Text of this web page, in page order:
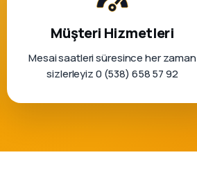
Müşteri Hizmetleri
Mesai saatleri süresince her zaman
sizlerleyiz 0 (538) 658 57 92